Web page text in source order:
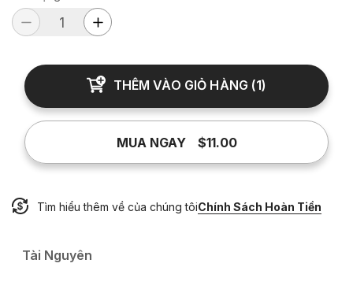
THÊM VÀO GIỎ HÀNG (1)
MUA NGAY $11.00
Tìm hiểu thêm về của chúng tôiChính Sách Hoàn Tiền
Tài Nguyên